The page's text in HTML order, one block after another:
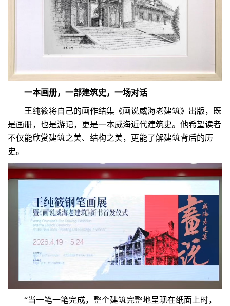
一本画册，一部建筑史，一场对话
王纯筱将自己的画作结集《画说威海老建筑》出版，既
是画册，也是游记，更是一本威海近代建筑史。他希望读者
不仅能欣赏建筑之美、结构之美，更能了解建筑背后的历
史。
“当一笔一笔完成，整个建筑完整地呈现在纸面上时，